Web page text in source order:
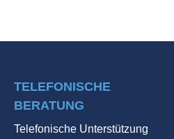
TELEFONISCHE
BERATUNG
Telefonische Unterstützung